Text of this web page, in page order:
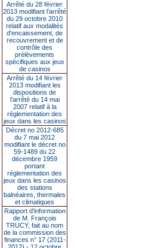
Arrêté du 28 février
2013 modifiant l'arrêté
du 29 octobre 2010
relatif aux modalités
d'encaissement, de
recouvrement et de
contrôle des
prélèvements
spécifiques aux jeux
de casinos
Arrêté du 14 février
2013 modifiant les
dispositions de
l'arrêté du 14 mai
2007 relatif à la
réglementation des
jeux dans les casinos
Décret no 2012-685
du 7 mai 2012
modifiant le décret no
59-1489 du 22
décembre 1959
portant
réglementation des
jeux dans les casinos
des stations
balnéaires, thermales
et climatiques
Rapport d'information
de M. François
TRUCY, fait au nom
de la commission des
finances n° 17 (2011-